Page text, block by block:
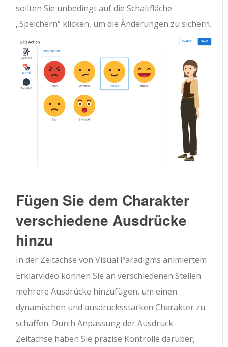
sollten Sie unbedingt auf die Schaltfläche
„Speichern“ klicken, um die Änderungen zu sichern.
Fügen Sie dem Charakter
verschiedene Ausdrücke
hinzu
In der Zeitachse von Visual Paradigms animiertem
Erklärvideo können Sie an verschiedenen Stellen
mehrere Ausdrücke hinzufügen, um einen
dynamischen und ausdrucksstarken Charakter zu
schaffen. Durch Anpassung der Ausdruck-
Zeitachse haben Sie präzise Kontrolle darüber,